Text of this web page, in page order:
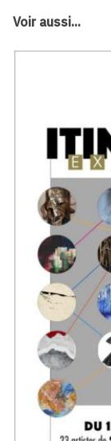
Voir aussi...